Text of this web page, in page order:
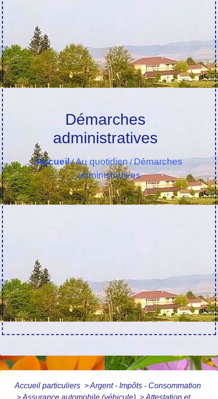
Démarches
administratives
Accueil/Au quotidien/Démarches
administratives
Accueil particuliers >Argent - Impôts - Consommation